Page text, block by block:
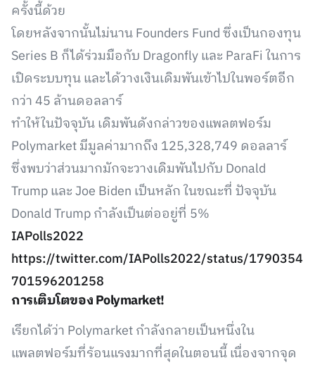
ครั้งนี้ด้วย
โดยหลังจากนั้นไม่นาน Founders Fund ซึ่งเป็นกองทุน
Series B ก็ได้ร่วมมือกับ Dragonfly และ ParaFi ในการ
เปิดระบบทุน และได้วางเงินเดิมพันเข้าไปในพอร์ตอีก
กว่า 45 ล้านดอลลาร์
ทำให้ในปัจจุบัน เดิมพันดังกล่าวของแพลตฟอร์ม
Polymarket มีมูลค่ามากถึง 125,328,749 ดอลลาร์
ซึ่งพบว่าส่วนมากมักจะวางเดิมพันไปกับ Donald
Trump และ Joe Biden เป็นหลัก ในขณะที่ ปัจจุบัน
Donald Trump กำลังเป็นต่ออยู่ที่ 5%
IAPolls2022
https://twitter.com/IAPolls2022/status/1790354
701596201258
การเติบโตของ Polymarket!
เรียกได้ว่า Polymarket กำลังกลายเป็นหนึ่งใน
แพลตฟอร์มที่ร้อนแรงมากที่สุดในตอนนี้ เนื่องจากจุด